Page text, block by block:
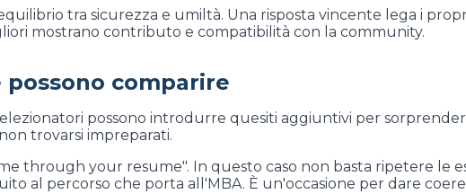
tra sicurezza e umiltà. Una risposta vincente lega i
mostrano contributo e compatibilità con la community.
comparire
possono introdurre quesiti aggiuntivi per
trovarsi impreparati.
through your resume". In questo caso non basta ripetere le
al percorso che porta all'MBA. È un'occasione per dare